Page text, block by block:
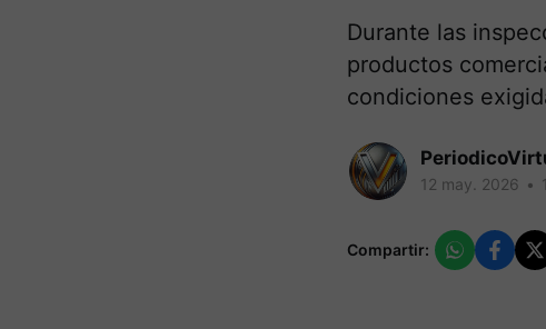
Durante las
productos
condiciones
12 may. 2026 •
Compartir: